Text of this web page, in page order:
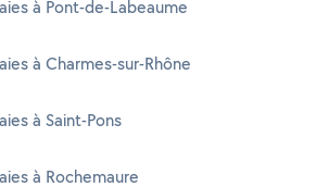
à Pont-de-Labeaume
à Charmes-sur-Rhône
à Saint-Pons
à Rochemaure